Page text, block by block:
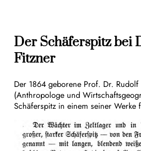
Der Schäferspitz bei
Fitzner
Der 1864 geborene Prof. Dr. Rudolf
(Anthropologe und
Schäferspitz in einem seiner Werke